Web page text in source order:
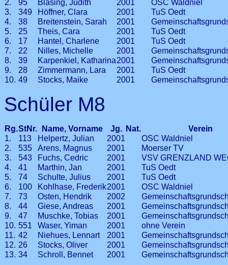
2. 95 Bläsing, Judith 2001
OSC Waldniel
3.
349 Höffner, Clara 2001
TuS Oedt
4.
38 Breitenstein, Sarah 2001
5.
25 Theis, Cara 2001
TuS Oedt
6.
17 Hantel, Charlene 2001
TuS Oedt
7.
22 Nilles, Michelle 2001
8.
39 Karpenkiel, Katharina2001
9.
28 Zimmermann, Lara 2001
TuS Oedt
10. 49 Stocks, Maike 2001
Schüler M8
Rg.StNr. Name, Vorname Jg. Nat.
Verein
1.
113 Helpertz, Julian 2001
OSC Waldniel
2.
535 Arens, Magnus 2001
Moerser TV
3.
543 Fuchs, Cedric 2001
VSV GRENZLAND
4.
41 Marthin, Jan 2001
TuS Oedt
5.
74 Schulte, Julius 2001
TuS Oedt
6.
100 Kohlhase, Frederik2001
OSC Waldniel
7.
73 Osten, Hendrik 2002
8.
44 Giese, Andreas 2001
9.
47 Muschke, Tobias 2001
10. 551 Waser, Yiman 2001
ohne Verein
11. 42 Niehues, Lennart 2001
12. 26 Stocks, Oliver 2001
13. 34 Schroll, Bennet 2001